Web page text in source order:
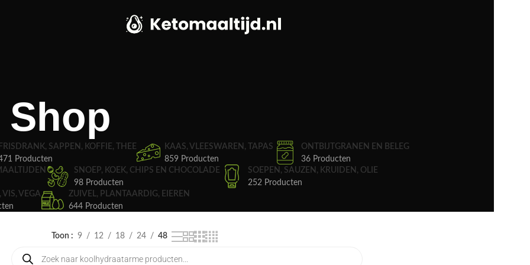
Shop
FRISDRANK, SAPPEN, KOFFIE, THEE
Producten
KAAS, VLEESWAREN, TAPAS
859 Producten
ONTBIJTGRANEN EN BELEG
36 Producten
SNOEP, KOEK, CHIPS EN CHOCOLADE
98 Producten
SOEPEN, SAUZEN, KRUIDEN, OLIE
252 Producten
VIS, VEGA
ZUIVEL, PLANTAARDIG, EIEREN
644 Producten
Toon 9 12 18 24 48